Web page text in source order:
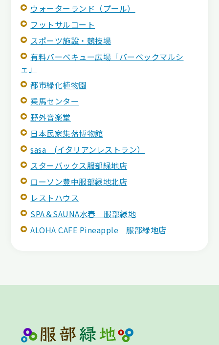
ウォーターランド（プール）
フットサルコート
スポーツ施設・競技場
有料バーベキュー広場「バーベックマルシ
ェ」
都市緑化植物園
乗馬センター
野外音楽堂
日本民家集落博物館
sasa (イタリアンレストラン）
スターバックス服部緑地店
ローソン豊中服部緑地北店
レストハウス
SPA＆SAUNA水春 服部緑地
ALOHA CAFE Pineapple 服部緑地店